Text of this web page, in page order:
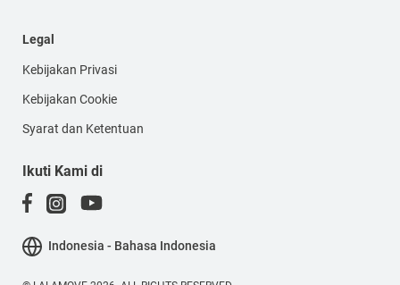
Legal
Kebijakan Privasi
Kebijakan Cookie
Syarat dan Ketentuan
Ikuti Kami di
Indonesia - Bahasa Indonesia